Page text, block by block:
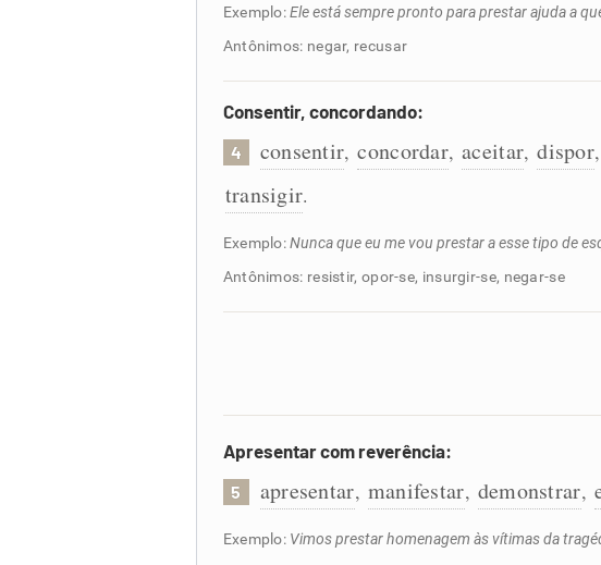
Exemplo:Ele está sempre pronto para prestar ajuda a
Antônimos: negar, recusar
Consentir, concordando:
4 consentir, concordar, aceitar, dispor,
transigir.
Exemplo:Nunca que eu me vou prestar a esse tipo de
Antônimos: resistir, opor-se, insurgir-se, negar-se
Apresentar com reverência:
5 apresentar, manifestar, demonstrar,
Exemplo: Vimos prestar homenagem às vítimas da